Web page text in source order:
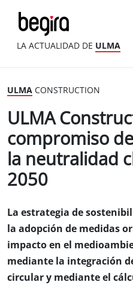
LA ACTUALIDAD DE ULMA
ULMA CONSTRUCTION
ULMA
compromiso
la neutralidad
2050
La estrategia de
la adopción de medidas
impacto en el
mediante la integración
circular y mediante el